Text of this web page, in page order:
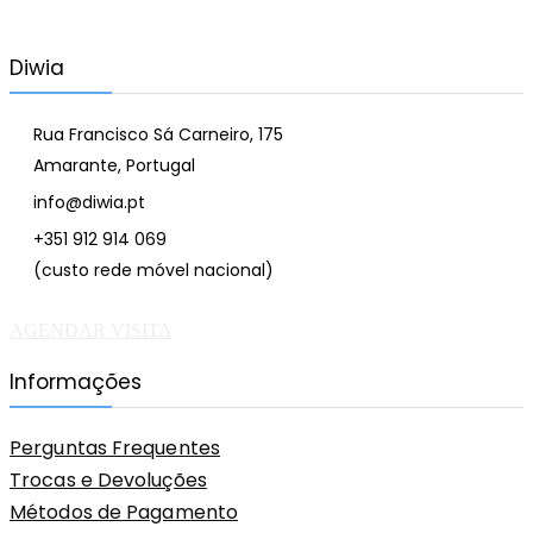
Diwia
Rua Francisco Sá Carneiro, 175
Amarante, Portugal
info@diwia.pt
+351 912 914 069
(custo rede móvel nacional)
Informações
Perguntas Frequentes
Trocas e Devoluções
Métodos de Pagamento